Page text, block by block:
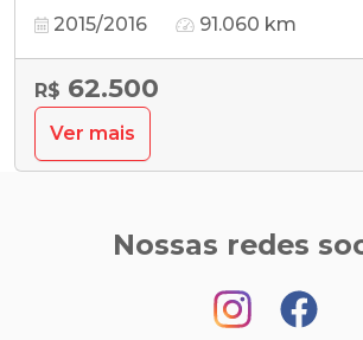
2015/2016 91.060 km
R$ 62.500
Ver mais
Nossas redes